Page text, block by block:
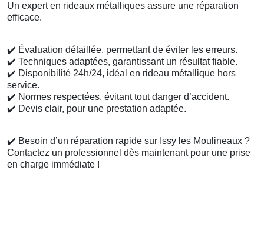
Un expert en rideaux métalliques assure une réparation
efficace.
✔️ Évaluation détaillée, permettant de éviter les erreurs.
✔️ Techniques adaptées, garantissant un résultat fiable.
✔️ Disponibilité 24h/24, idéal en rideau métallique hors
service.
✔️ Normes respectées, évitant tout danger d’accident.
✔️ Devis clair, pour une prestation adaptée.
✔️ Besoin d’un réparation rapide sur Issy les Moulineaux ?
Contactez un professionnel dès maintenant pour une prise
en charge immédiate !